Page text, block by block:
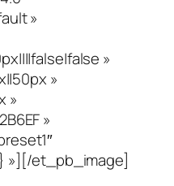
»
»
»
»
»
»][/et_pb_image]